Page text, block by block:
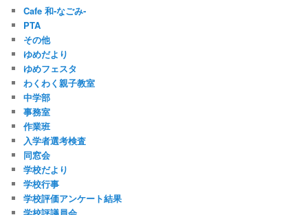
Cafe 和‐なごみ‐
PTA
その他
ゆめだより
ゆめフェスタ
わくわく親子教室
中学部
事務室
作業班
入学者選考検査
同窓会
学校だより
学校行事
学校評価アンケート結果